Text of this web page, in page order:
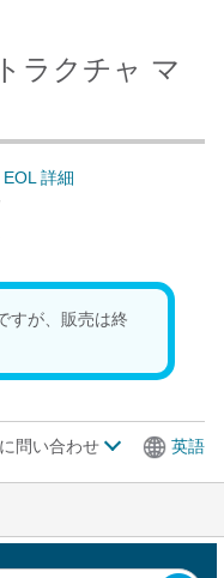
ラクチャ マ
EOL 詳細
すが、販売は終
問い合わせ 英語